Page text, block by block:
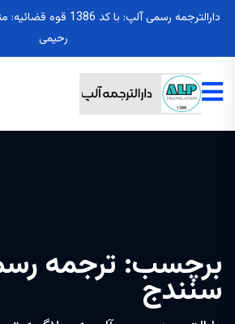
دارالترجمه رسمی آلپ:
رحیمی
برچسب: ترجمه
سنندج